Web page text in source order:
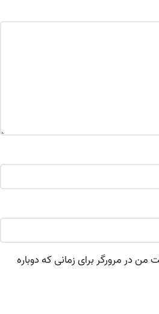
من در مرورگر برای زمانی که دوباره